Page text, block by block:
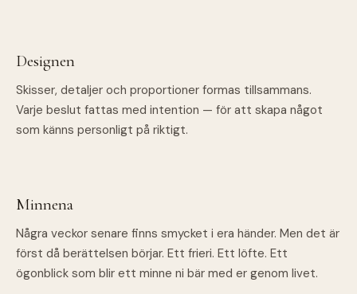
Designen
Skisser, detaljer och proportioner formas tillsammans.
Varje beslut fattas med intention — för att skapa något
som känns personligt på riktigt.
Minnena
Några veckor senare finns smycket i era händer. Men det är
först då berättelsen börjar. Ett frieri. Ett löfte. Ett
ögonblick som blir ett minne ni bär med er genom livet.